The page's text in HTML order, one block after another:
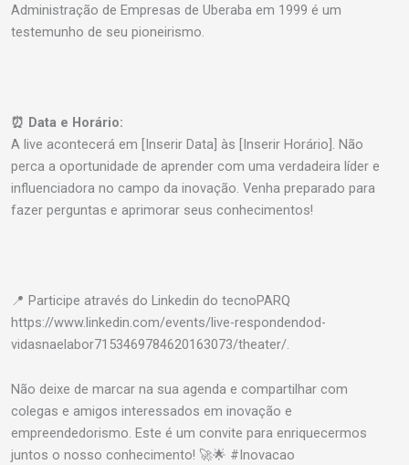
Administração de Empresas de Uberaba em 1999 é um
testemunho de seu pioneirismo.
⏰ Data e Horário:
A live acontecerá em [Inserir Data] às [Inserir Horário]. Não
perca a oportunidade de aprender com uma verdadeira líder e
influenciadora no campo da inovação. Venha preparado para
fazer perguntas e aprimorar seus conhecimentos!
📍 Participe através do Linkedin do tecnoPARQ
https://www.linkedin.com/events/live-respondendod-
vidasnaelabor7153469784620163073/theater/.
Não deixe de marcar na sua agenda e compartilhar com
colegas e amigos interessados em inovação e
empreendedorismo. Este é um convite para enriquecermos
juntos o nosso conhecimento! 🚀🌟 #Inovacao